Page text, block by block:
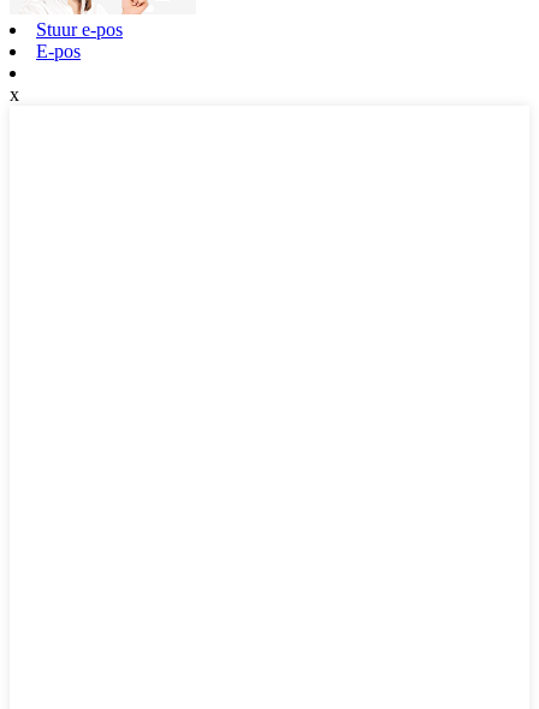
Stuur e-pos
E-pos
x